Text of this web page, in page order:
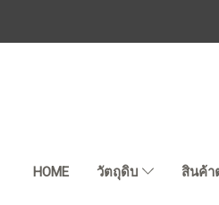
HOME วัตถุดิบ สินค้